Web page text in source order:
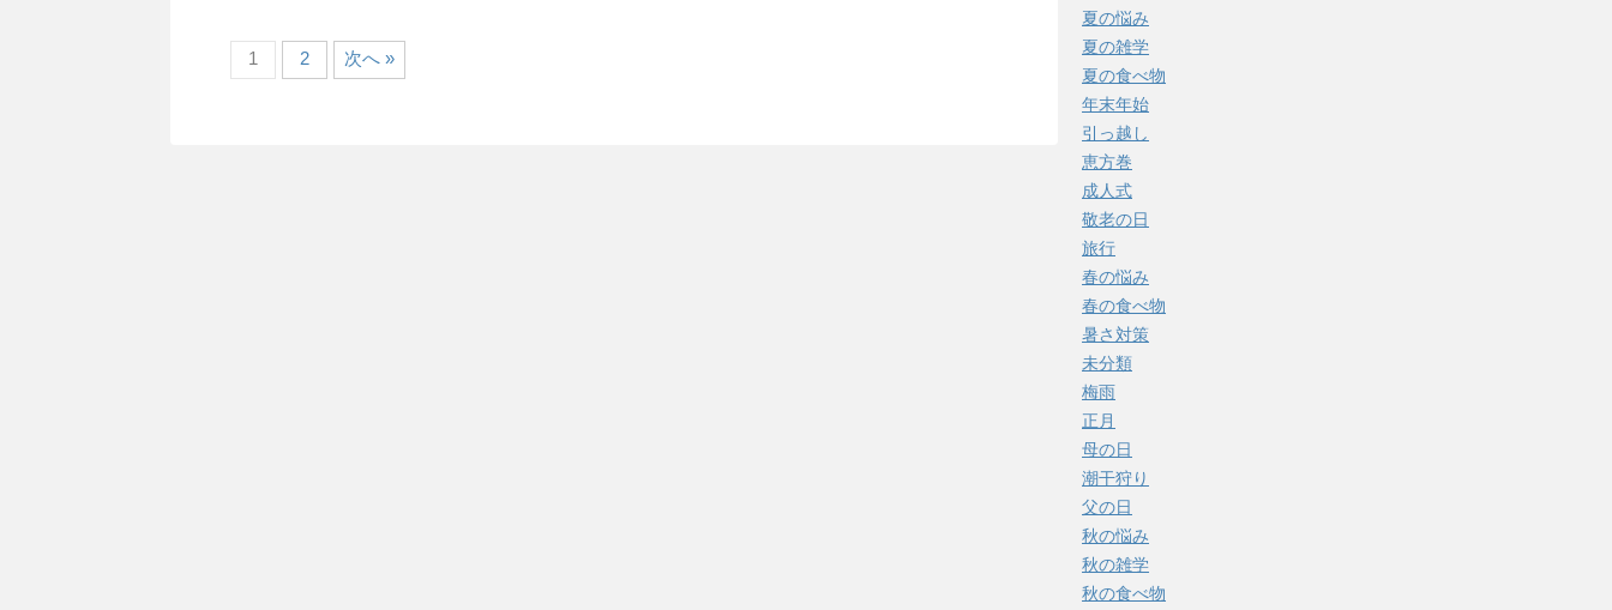
1 2 次へ »
夏の悩み
夏の雑学
夏の食べ物
年末年始
引っ越し
恵方巻
成人式
敬老の日
旅行
春の悩み
春の食べ物
暑さ対策
未分類
梅雨
正月
母の日
潮干狩り
父の日
秋の悩み
秋の雑学
秋の食べ物